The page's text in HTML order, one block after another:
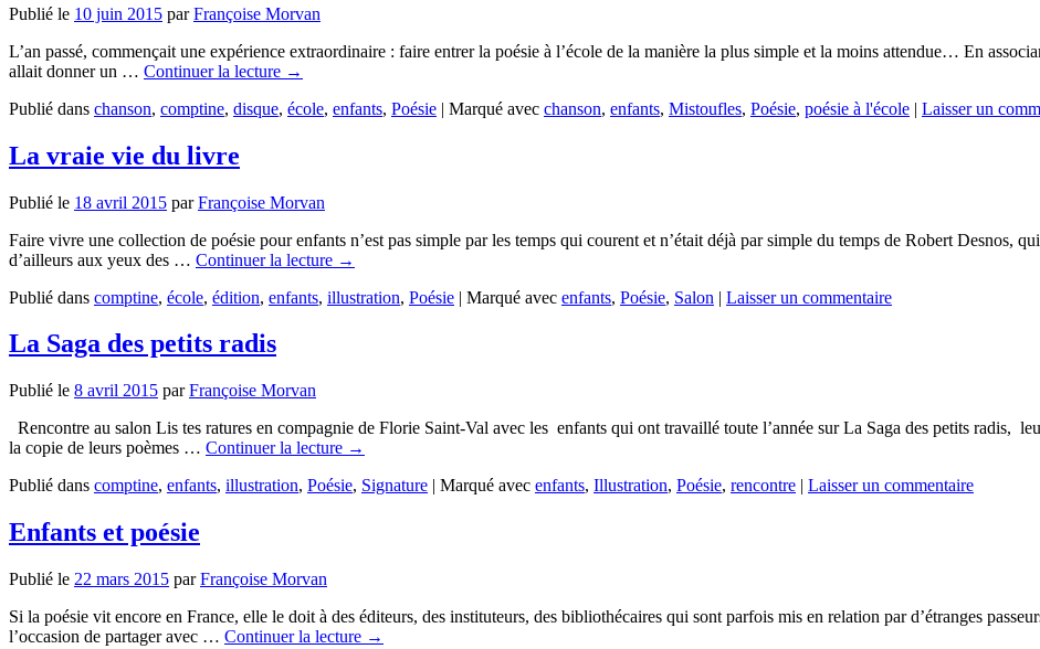
Publié le 10 juin 2015 par Françoise Morvan
L’an passé, commençait une expérience extraordinaire : faire entrer la poésie à l’école de la manière la plus simple et la moins attendue… En
allait donner un … Continuer la lecture →
Publié dans chanson, comptine, disque, école, enfants, Poésie | Marqué avec chanson, enfants, Mistoufles, Poésie, poésie à l'école | Laisser un
La vraie vie du livre
Publié le 18 avril 2015 par Françoise Morvan
Faire vivre une collection de poésie pour enfants n’est pas simple par les temps qui courent et n’était déjà par simple du temps de Robert Desnos,
d’ailleurs aux yeux des … Continuer la lecture →
Publié dans comptine, école, édition, enfants, illustration, Poésie | Marqué avec enfants, Poésie, Salon | Laisser un commentaire
La Saga des petits radis
Publié le 8 avril 2015 par Françoise Morvan
Rencontre au salon Lis tes ratures en compagnie de Florie Saint-Val avec les enfants qui ont travaillé toute l’année sur La Saga des petits radis,
la copie de leurs poèmes … Continuer la lecture →
Publié dans comptine, enfants, illustration, Poésie, Signature | Marqué avec enfants, Illustration, Poésie, rencontre | Laisser un commentaire
Enfants et poésie
Publié le 22 mars 2015 par Françoise Morvan
Si la poésie vit encore en France, elle le doit à des éditeurs, des instituteurs, des bibliothécaires qui sont parfois mis en relation par d’étranges
l’occasion de partager avec … Continuer la lecture →